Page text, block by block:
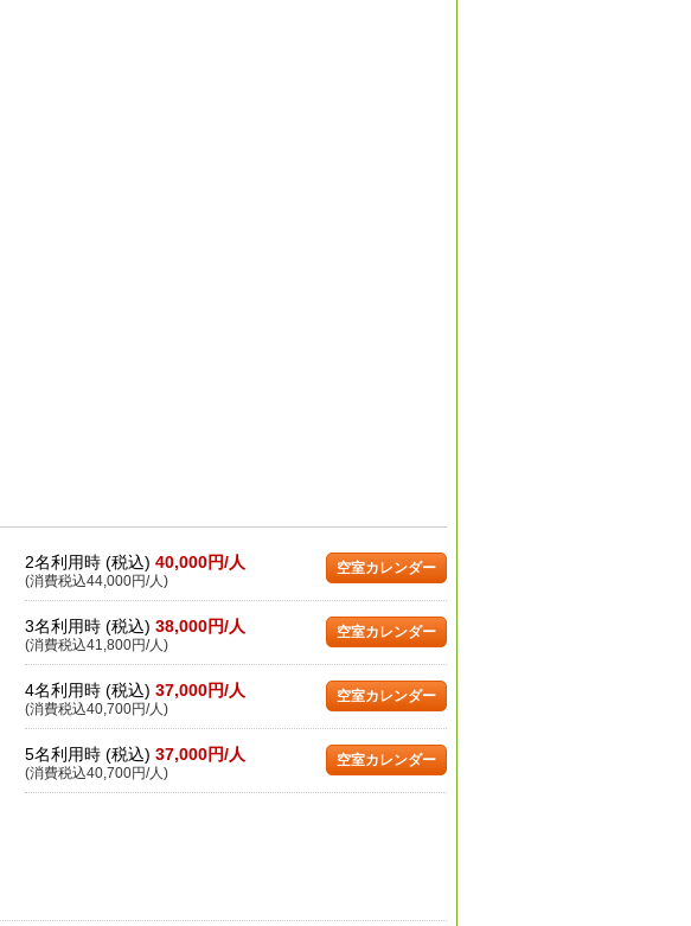
2名利用時 (税込) 40,000円/人
(消費税込44,000円/人)
空室カレンダー
3名利用時 (税込) 38,000円/人
(消費税込41,800円/人)
空室カレンダー
4名利用時 (税込) 37,000円/人
(消費税込40,700円/人)
空室カレンダー
5名利用時 (税込) 37,000円/人
(消費税込40,700円/人)
空室カレンダー